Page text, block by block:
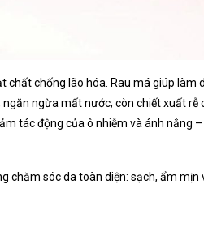
chống lão hóa. Rau má giúp làm
ngừa mất nước; còn chiết xuất
tác động của ô nhiễm và ánh nắng
chăm sóc da toàn diện: sạch, ẩm mịn